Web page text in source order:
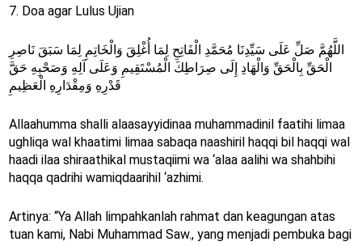
7. Doa agar Lulus Ujian
اللَّهُمَّ صَلِّ عَلَى سَيِّدِنَا مُحَمَّدِ الْفَاتِحِ لِمَا أُغْلِقَ وَالْخَاتِمِ لِمَا سَبَقَ نَاصِرِ
الْحَقِّ بِالْحَقِّ وَالْهَادِ إِلَى صِرَاطِكَ الْمُسْتَقِيمِ وَعَلَى آلِهِ وَصَحْبِهِ حَقَّ
قَدْرِهِ وَمِقْدَارِهِ الْعَظِيمِ
Allaahumma shalli alaasayyidinaa muhammadinil faatihi limaa
ughliqa wal khaatimi limaa sabaqa naashiril haqqi bil haqqi wal
haadi ilaa shiraathikal mustaqiimi wa ‘alaa aalihi wa shahbihi
haqqa qadrihi wamiqdaarihil ‘azhimi.
Artinya: “Ya Allah limpahkanlah rahmat dan keagungan atas
tuan kami, Nabi Muhammad Saw., yang menjadi pembuka bagi